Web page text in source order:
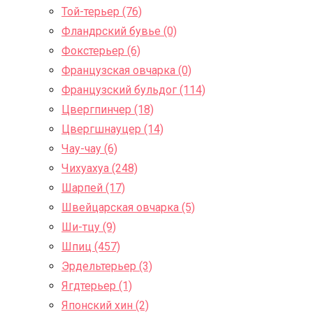
Той-терьер (76)
Фландрский бувье (0)
Фокстерьер (6)
Французская овчарка (0)
Французский бульдог (114)
Цвергпинчер (18)
Цвергшнауцер (14)
Чау-чау (6)
Чихуахуа (248)
Шарпей (17)
Швейцарская овчарка (5)
Ши-тцу (9)
Шпиц (457)
Эрдельтерьер (3)
Ягдтерьер (1)
Японский хин (2)